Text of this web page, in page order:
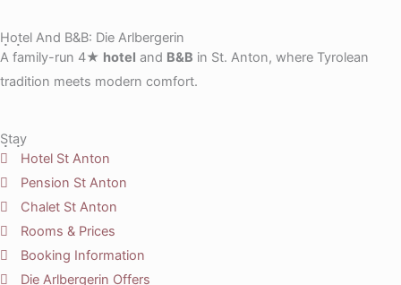
Hotel And B&B: Die Arlbergerin
A family-run 4★ hotel and B&B in St. Anton, where Tyrolean
tradition meets modern comfort.
Stay
Hotel St Anton
Pension St Anton
Chalet St Anton
Rooms & Prices
Booking Information
Die Arlbergerin Offers